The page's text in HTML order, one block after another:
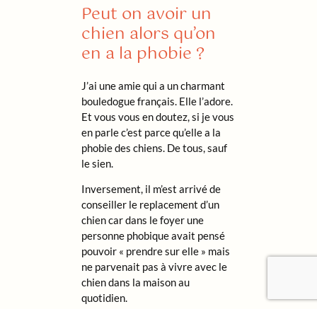
Peut on avoir un
chien alors qu’on
en a la phobie ?
J’ai une amie qui a un charmant
bouledogue français. Elle l’adore.
Et vous vous en doutez, si je vous
en parle c’est parce qu’elle a la
phobie des chiens. De tous, sauf
le sien.
Inversement, il m’est arrivé de
conseiller le replacement d’un
chien car dans le foyer une
personne phobique avait pensé
pouvoir « prendre sur elle » mais
ne parvenait pas à vivre avec le
chien dans la maison au
quotidien.